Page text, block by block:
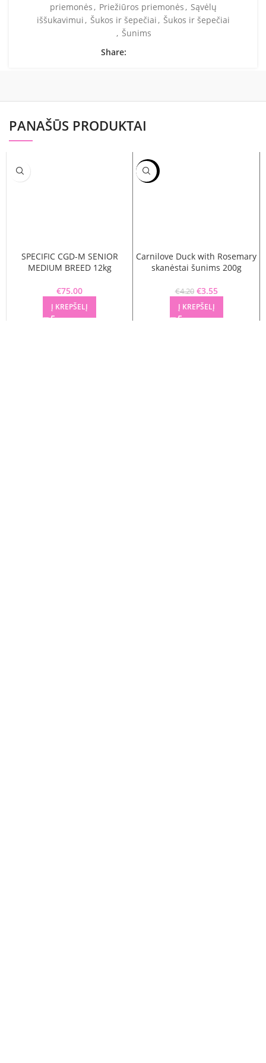
priemonės , Priežiūros priemonės , Sąvėlų
iššukavimui , Šukos ir šepečiai , Šukos ir šepečiai
, Šunims
Share:
PANAŠŪS PRODUKTAI
SPECIFIC CGD-M SENIOR
MEDIUM BREED 12kg
€75.00
Į KREPŠELĮ
-15%
Carnilove Duck with Rosemary
skanėstai šunims 200g
€4.20
Original price
was: €4.20.
€3.55
Į KREPŠELĮ